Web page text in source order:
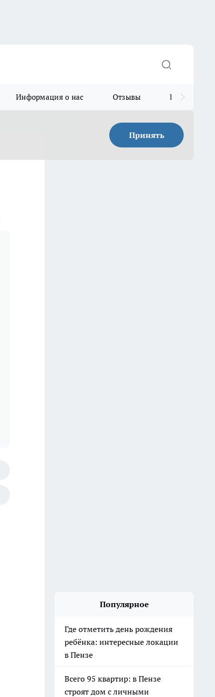
Информация о нас Отзывы Прайс для
Принять
Популярное
Где отметить день рождения
ребёнка: интересные локации
в Пензе
Всего 95 квартир: в Пензе
строят дом с личными